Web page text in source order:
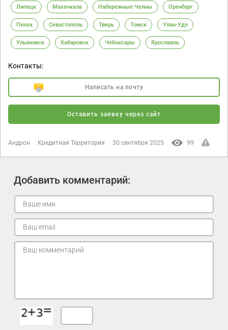
Липецк Махачкала Набережные Челны Оренбург
Пенза Севастополь Тверь Томск Улан-Удэ
Ульяновск Хабаровск Чебоксары Ярославль
Контакты:
Написать на почту
Оставить заявку через сайт
Андрон Кредитная Территория 30 сентября 2025 99
Добавить комментарий: